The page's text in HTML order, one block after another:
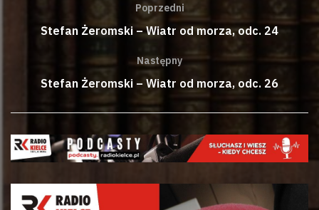
Poprzedni
Stefan Żeromski – Wiatr od morza, odc. 24
Następny
Stefan Żeromski – Wiatr od morza, odc. 26